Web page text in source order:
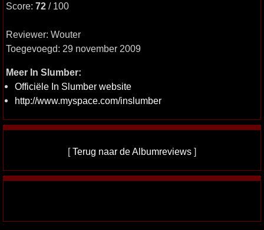
Score: 72 / 100
Reviewer: Wouter
Toegevoegd: 29 november 2009
Meer In Slumber:
Officiële In Slumber website
http://www.myspace.com/inslumber
[Terug naar de Albumreviews ]